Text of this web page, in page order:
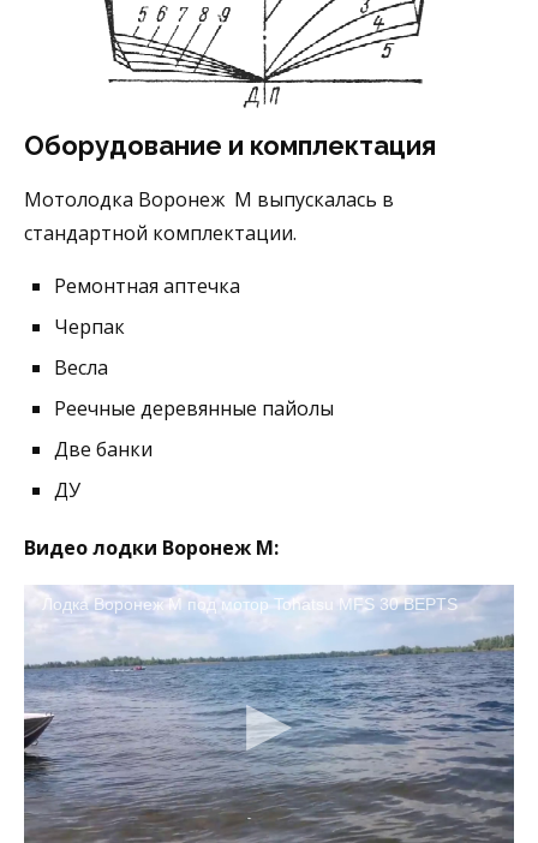
Оборудование и комплектация
Мотолодка Воронеж М выпускалась в
стандартной комплектации.
Ремонтная аптечка
Черпак
Весла
Реечные деревянные пайолы
Две банки
ДУ
Видео лодки Воронеж М:
Лодка Воронеж М под мотор Tohatsu MFS 30 BEPTS